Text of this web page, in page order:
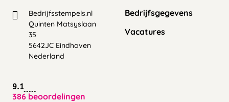
Bedrijfsstempels.nl
Quinten Matsyslaan
35
5642JC Eindhoven
Nederland
9.1
386 beoordelingen
Bedrijfsgegevens
Vacatures